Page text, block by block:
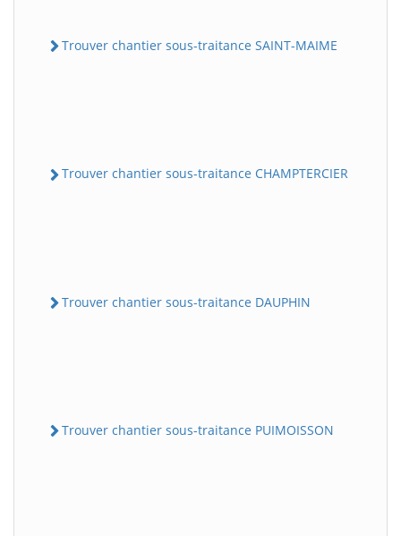
Trouver chantier sous-traitance SAINT-MAIME
Trouver chantier sous-traitance CHAMPTERCIER
Trouver chantier sous-traitance DAUPHIN
Trouver chantier sous-traitance PUIMOISSON